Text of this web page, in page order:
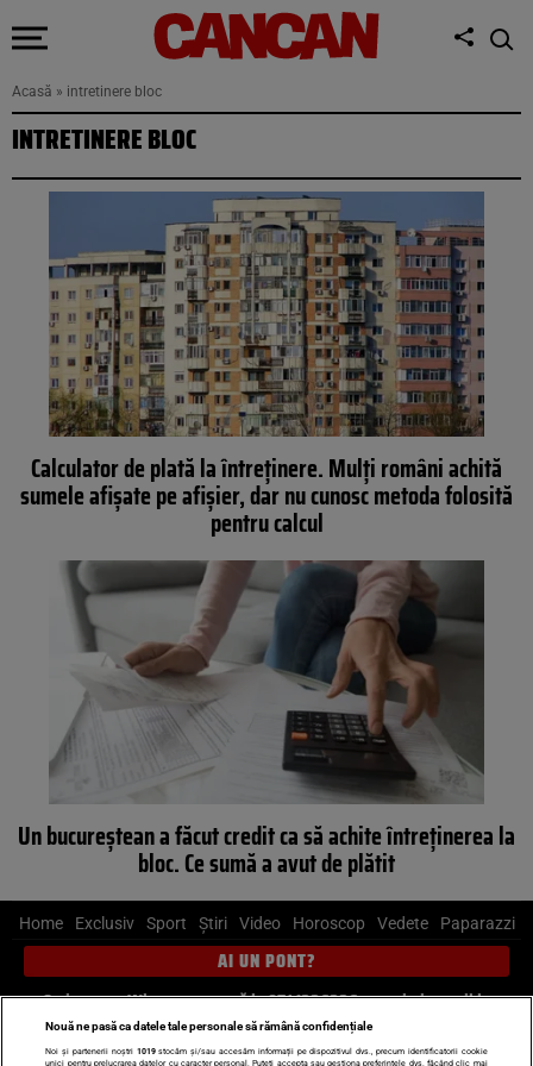
Acasă » intretinere bloc
INTRETINERE BLOC
Calculator de plată la întreținere. Mulți români achită
sumele afișate pe afișier, dar nu cunosc metoda folosită
pentru calcul
Un bucureștean a făcut credit ca să achite întreținerea la
bloc. Ce sumă a avut de plătit
Home Exclusiv Sport Știri Video Horoscop Vedete Paparazzi
AI UN PONT?
Scrie-ne pe Whatsapp, sună la 0741226226 sau trimite mail la
pont@cancan.ro
Nouă ne pasă ca datele tale personale să rămână confidențiale
Noi și partenerii noștri 1019stocăm și/sau accesăm informații pe dispozitivul dvs., precum identificatorii cookie
unici pentru prelucrarea datelor cu caracter personal. Puteți accepta sau gestiona preferințele dvs. făcând clic mai